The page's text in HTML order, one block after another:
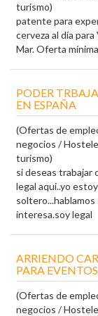
turismo)
patente para
cerveza al día para
Mar. Oferta
PODER
EN ESPAÑA
(Ofertas de
negocios /
turismo)
si deseas trabajar
legal aqui..yo estoy
soltero...hablamos
interesa.soy legal
ARRIENDO
PARA EVENTOS
(Ofertas de
negocios /